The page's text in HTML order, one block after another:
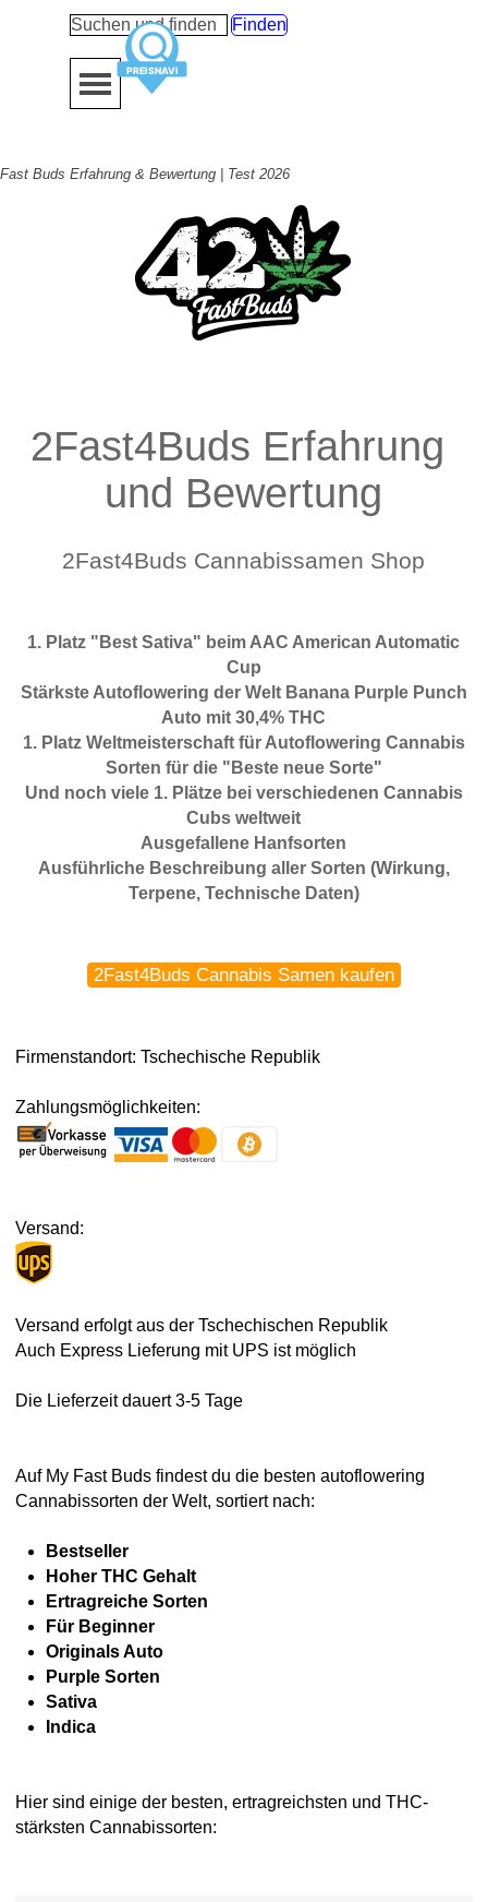
Finden
Menü überspringen
Fast Buds Erfahrung & Bewertung | Test 2026
2Fast4Buds Erfahrung
und Bewertung
2Fast4Buds Cannabissamen Shop
1. Platz "Best Sativa" beim AAC American Automatic
Cup
Stärkste Autoflowering der Welt Banana Purple Punch
Auto mit 30,4% THC
1. Platz Weltmeisterschaft für Autoflowering Cannabis
Sorten für die "Beste neue Sorte"
Und noch viele 1. Plätze bei verschiedenen Cannabis
Cubs weltweit
Ausgefallene Hanfsorten
Ausführliche Beschreibung aller Sorten (Wirkung,
Terpene, Technische Daten)
2Fast4Buds Cannabis Samen kaufen
Firmenstandort: Tschechische Republik
Zahlungsmöglichkeiten:
Versand:
Versand erfolgt aus der Tschechischen Republik
Auch Express Lieferung mit UPS ist möglich
Die Lieferzeit dauert 3-5 Tage
Auf My Fast Buds findest du die besten autoflowering
Cannabissorten der Welt, sortiert nach:
Bestseller
Hoher THC Gehalt
Ertragreiche Sorten
Für Beginner
Originals Auto
Purple Sorten
Sativa
Indica
Hier sind einige der besten, ertragreichsten und THC-
stärksten Cannabissorten: